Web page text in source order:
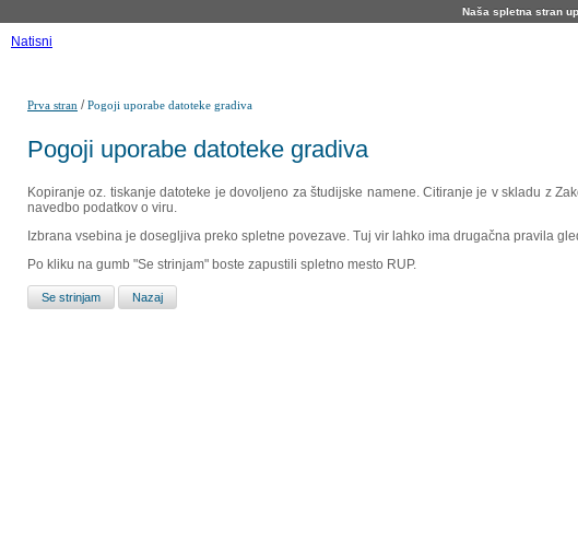
Naša spletna stran
Natisni
Prva stran /Pogoji uporabe datoteke gradiva
Pogoji uporabe datoteke gradiva
Kopiranje oz. tiskanje datoteke je dovoljeno za študijske namene. Citiranje je v skladu z
navedbo podatkov o viru.
Izbrana vsebina je dosegljiva preko spletne povezave. Tuj vir lahko ima drugačna pravila
Po kliku na gumb "Se strinjam" boste zapustili spletno mesto RUP.